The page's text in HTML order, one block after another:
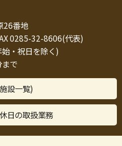
26番地
0285-32-8606(代表)
・祝日を除く)
で
設一覧)
日の取扱業務